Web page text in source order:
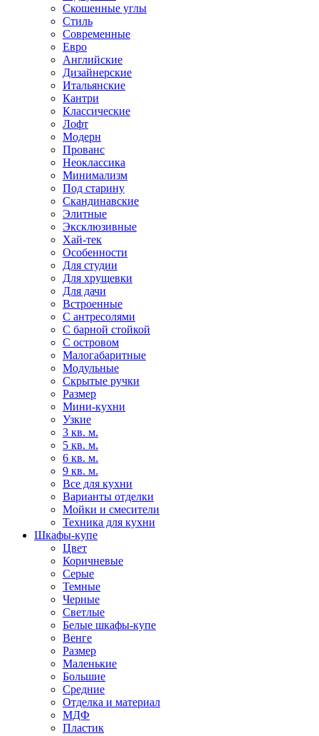
Скошенные углы
Стиль
Современные
Евро
Английские
Дизайнерские
Итальянские
Кантри
Классические
Лофт
Модерн
Прованс
Неоклассика
Минимализм
Под старину
Скандинавские
Элитные
Эксклюзивные
Хай-тек
Особенности
Для студии
Для хрущевки
Для дачи
Встроенные
С антресолями
С барной стойкой
С островом
Малогабаритные
Модульные
Скрытые ручки
Размер
Мини-кухни
Узкие
3 кв. м.
5 кв. м.
6 кв. м.
9 кв. м.
Все для кухни
Варианты отделки
Мойки и смесители
Техника для кухни
Шкафы-купе
Цвет
Коричневые
Серые
Темные
Черные
Светлые
Белые шкафы-купе
Венге
Размер
Маленькие
Большие
Средние
Отделка и материал
МДФ
Пластик